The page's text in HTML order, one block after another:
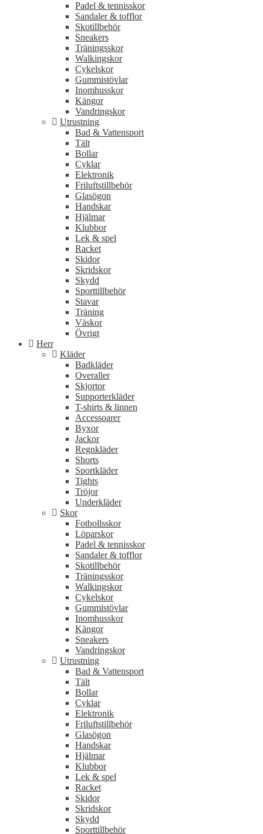
Padel & tennisskor
Sandaler & tofflor
Skotillbehör
Sneakers
Träningsskor
Walkingskor
Cykelskor
Gummistövlar
Inomhusskor
Kängor
Vandringskor
Utrustning
Bad & Vattensport
Tält
Bollar
Cyklar
Elektronik
Friluftstillbehör
Glasögon
Handskar
Hjälmar
Klubbor
Lek & spel
Racket
Skidor
Skridskor
Skydd
Sporttillbehör
Stavar
Träning
Väskor
Övrigt
Herr
Kläder
Badkläder
Overaller
Skjortor
Supporterkläder
T-shirts & linnen
Accessoarer
Byxor
Jackor
Regnkläder
Shorts
Sportkläder
Tights
Tröjor
Underkläder
Skor
Fotbollsskor
Löparskor
Padel & tennisskor
Sandaler & tofflor
Skotillbehör
Träningsskor
Walkingskor
Cykelskor
Gummistövlar
Inomhusskor
Kängor
Sneakers
Vandringskor
Utrustning
Bad & Vattensport
Tält
Bollar
Cyklar
Elektronik
Friluftstillbehör
Glasögon
Handskar
Hjälmar
Klubbor
Lek & spel
Racket
Skidor
Skridskor
Skydd
Sporttillbehör